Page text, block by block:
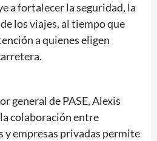
a fortalecer la seguridad, la
los viajes, al tiempo que
a quienes eligen
general de PASE, Alexis
colaboración entre
empresas privadas permite